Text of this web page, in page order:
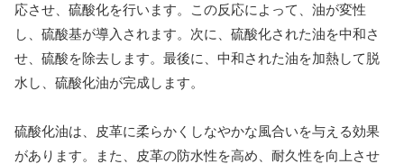
応させ、硫酸化を行います。この反応によって、油が変性
し、硫酸基が導入されます。次に、硫酸化された油を中和さ
せ、硫酸を除去します。最後に、中和された油を加熱して脱
水し、硫酸化油が完成します。
硫酸化油は、皮革に柔らかくしなやかな風合いを与える効果
があります。また、皮革の防水性を高め、耐久性を向上させ